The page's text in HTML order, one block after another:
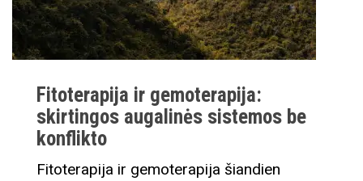
Fitoterapija ir gemoterapija:
skirtingos augalinės sistemos be
konflikto
Fitoterapija ir gemoterapija šiandien